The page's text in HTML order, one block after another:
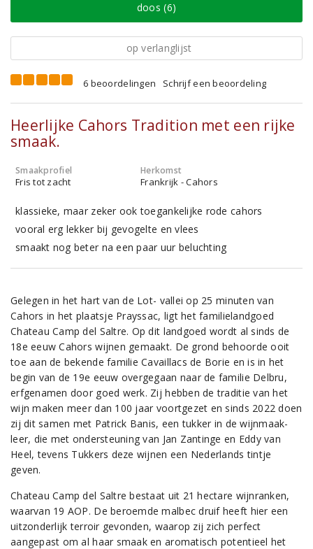
doos (6)
op verlanglijst
6 beoordelingen Schrijf een beoordeling
Heerlijke Cahors Tradition met een rijke
smaak.
Smaakprofiel
Fris tot zacht
Herkomst
Frankrijk - Cahors
klassieke, maar zeker ook toegankelijke rode cahors
vooral erg lekker bij gevogelte en vlees
smaakt nog beter na een paar uur beluchting
Gelegen in het hart van de Lot- vallei op 25 minuten van
Cahors in het plaatsje Prayssac, ligt het familielandgoed
Chateau Camp del Saltre. Op dit landgoed wordt al sinds de
18e eeuw Cahors wijnen gemaakt. De grond behoorde ooit
toe aan de bekende familie Cavaillacs de Borie en is in het
begin van de 19e eeuw overgegaan naar de familie Delbru,
erfgenamen door goed werk. Zij hebben de traditie van het
wijn maken meer dan 100 jaar voortgezet en sinds 2022 doen
zij dit samen met Patrick Banis, een tukker in de wijnmaak-
leer, die met ondersteuning van Jan Zantinge en Eddy van
Heel, tevens Tukkers deze wijnen een Nederlands tintje
geven.
Chateau Camp del Saltre bestaat uit 21 hectare wijnranken,
waarvan 19 AOP. De beroemde malbec druif heeft hier een
uitzonderlijk terroir gevonden, waarop zij zich perfect
aangepast om al haar smaak en aromatisch potentieel het